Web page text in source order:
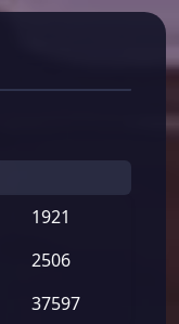
1921
2506
37597